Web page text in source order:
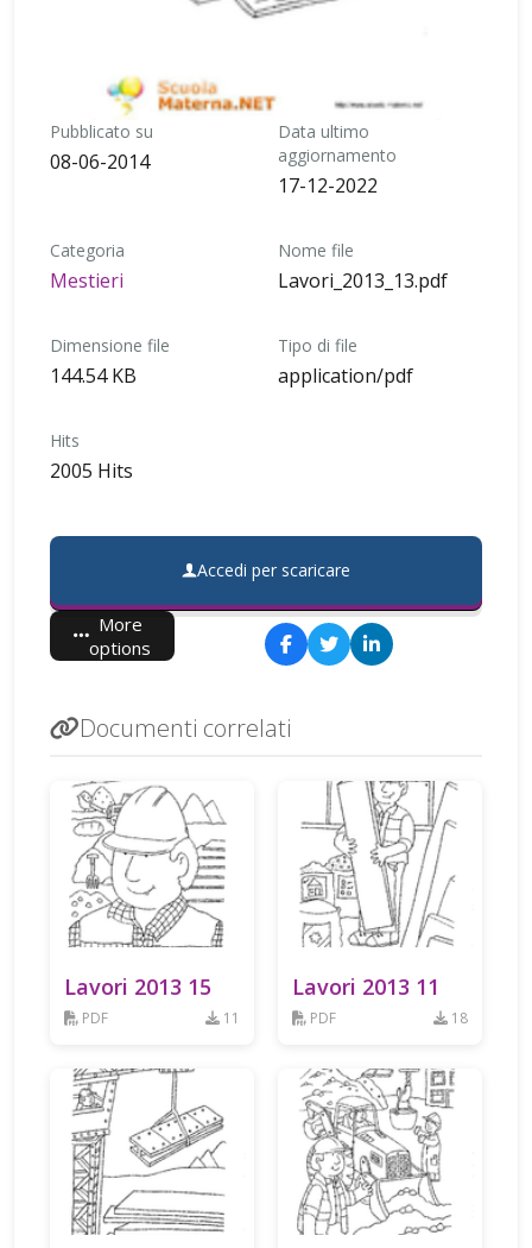
Pubblicato su
08-06-2014
Data ultimo
aggiornamento
17-12-2022
Categoria
Mestieri
Nome file
Lavori_2013_13.pdf
Dimensione file
144.54 KB
Tipo di file
application/pdf
Hits
2005 Hits
Accedi per scaricare
More
options
Documenti correlati
Lavori 2013 15
PDF 11
Lavori 2013 11
PDF 18